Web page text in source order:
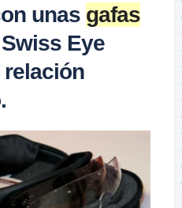
unas gafas
Eye
relación